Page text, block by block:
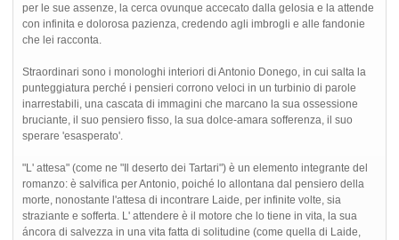
per le sue assenze, la cerca ovunque accecato dalla gelosia e la attende
con infinita e dolorosa pazienza, credendo agli imbrogli e alle fandonie
che lei racconta.
Straordinari sono i monologhi interiori di Antonio Donego, in cui salta la
punteggiatura perché i pensieri corrono veloci in un turbinio di parole
inarrestabili, una cascata di immagini che marcano la sua ossessione
bruciante, il suo pensiero fisso, la sua dolce-amara sofferenza, il suo
sperare 'esasperato'.
"L' attesa" (come ne "Il deserto dei Tartari") è un elemento integrante del
romanzo: è salvifica per Antonio, poiché lo allontana dal pensiero della
morte, nonostante l'attesa di incontrare Laide, per infinite volte, sia
straziante e sofferta. L' attendere è il motore che lo tiene in vita, la sua
áncora di salvezza in una vita fatta di solitudine (come quella di Laide,